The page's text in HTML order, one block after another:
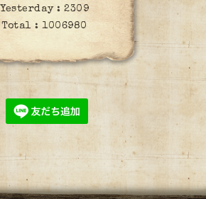
Yesterday : 2309
Total :1006980